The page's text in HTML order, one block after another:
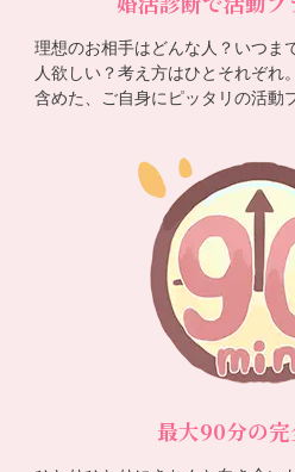
理想のお相手はどんな人？いつま
人欲しい？考え方はひとそれぞれ
含めた、ご自身にピッタリの活動
最大90分の